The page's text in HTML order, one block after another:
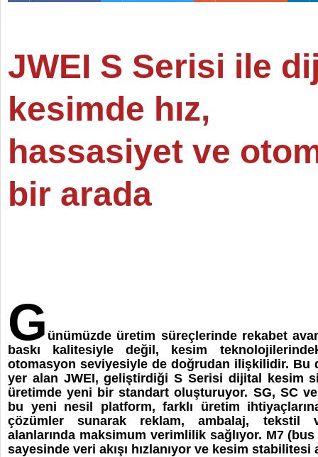
JWEI S Serisi ile
kesimde hız,
hassasiyet ve
bir arada
G ünümüzde üretim süreçlerinde rekabet
baskı kalitesiyle değil, kesim
otomasyon seviyesiyle de doğrudan ilişkilidir. Bu
yer alan JWEI, geliştirdiği S Serisi dijital kesim
üretimde yeni bir standart oluşturuyor. SG, SC
bu yeni nesil platform, farklı üretim
çözümler sunarak reklam, ambalaj, tekstil
alanlarında maksimum verimlilik sağlıyor. M7
sayesinde veri akışı hızlanıyor ve kesim stabilitesi